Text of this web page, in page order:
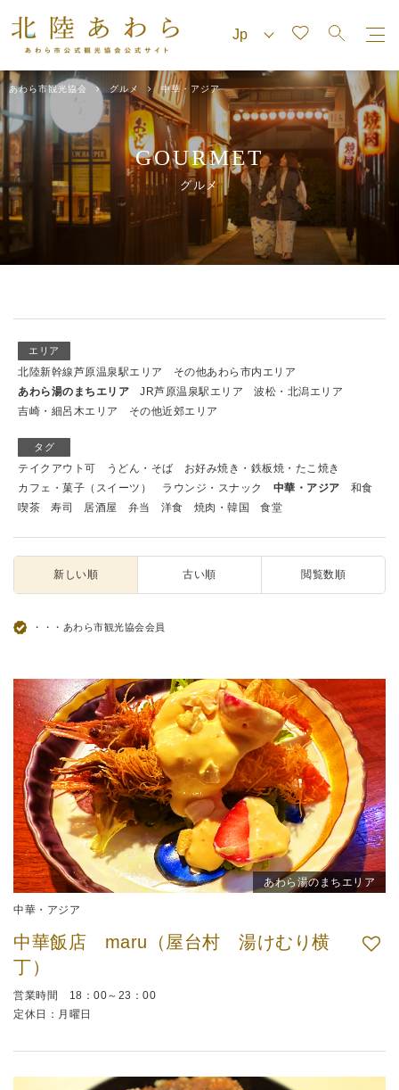
あわら市観光協会 グルメ 中華・アジア
GOURMET
グルメ
エリア
北陸新幹線芦原温泉駅エリア
その他あわら市内エリア
あわら湯のまちエリア
JR芦原温泉駅エリア
波松・北潟エリア
吉崎・細呂木エリア
その他近郊エリア
タグ
テイクアウト可 うどん・そば
お好み焼き・鉄板焼・たこ焼き
カフェ・菓子（スイーツ）
ラウンジ・スナック 中華・アジア
和食
喫茶
寿司 居酒屋 弁当 洋食 焼肉・韓国 食堂
新しい順 古い順 閲覧数順
・・・あわら市観光協会会員
あわら湯のまちエリア
中華・アジア
中華飯店 maru（屋台村 湯けむり横
丁）
営業時間 18：00～23：00
定休日：月曜日